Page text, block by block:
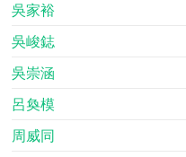
吳家裕
吳峻鋕
吳崇涵
呂奐模
周威同